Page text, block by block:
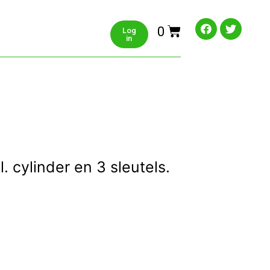
Log
in
0
cylinder en 3 sleutels.